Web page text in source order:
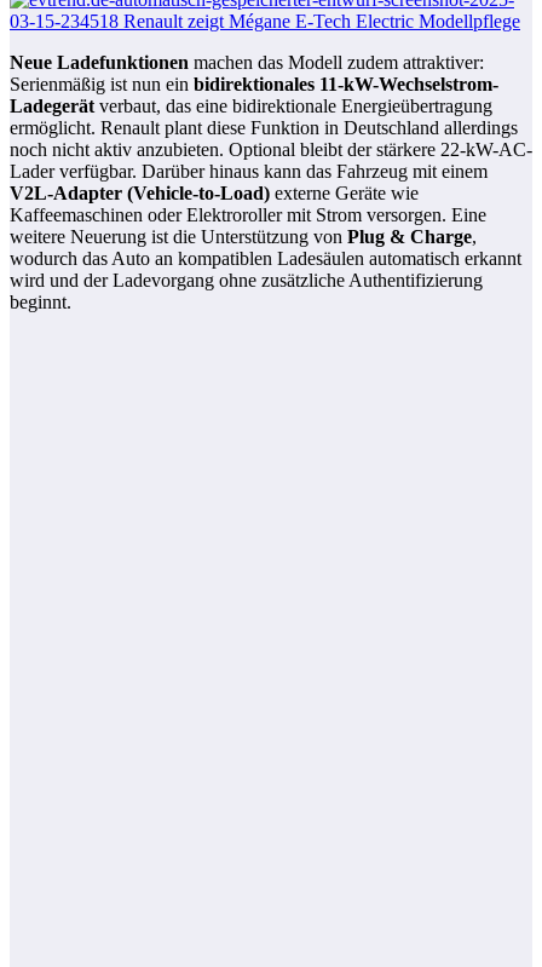
Neue Ladefunktionen machen das Modell zudem attraktiver:
Serienmäßig ist nun ein bidirektionales 11-kW-Wechselstrom-
Ladegerät verbaut, das eine bidirektionale Energieübertragung
ermöglicht. Renault plant diese Funktion in Deutschland allerdings
noch nicht aktiv anzubieten. Optional bleibt der stärkere 22-kW-AC-
Lader verfügbar. Darüber hinaus kann das Fahrzeug mit einem
V2L-Adapter (Vehicle-to-Load) externe Geräte wie
Kaffeemaschinen oder Elektroroller mit Strom versorgen. Eine
weitere Neuerung ist die Unterstützung von Plug & Charge,
wodurch das Auto an kompatiblen Ladesäulen automatisch erkannt
wird und der Ladevorgang ohne zusätzliche Authentifizierung
beginnt.